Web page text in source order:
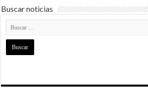
Buscar noticias